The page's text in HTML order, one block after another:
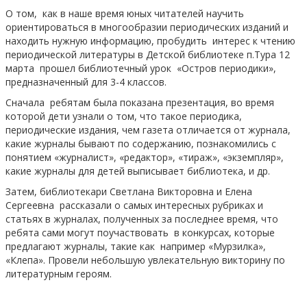
О том, как в наше время юных читателей научить
ориентироваться в многообразии периодических изданий и
находить нужную информацию, пробудить интерес к чтению
периодической литературы в Детской библиотеке п.Тура 12
марта прошел библиотечный урок «Остров периодики»,
предназначенный для 3-4 классов.
Сначала ребятам была показана презентация, во время
которой дети узнали о том, что такое периодика,
периодические издания, чем газета отличается от журнала,
какие журналы бывают по содержанию, познакомились с
понятием «журналист», «редактор», «тираж», «экземпляр»,
какие журналы для детей выписывает библиотека, и др.
Затем, библиотекари Светлана Викторовна и Елена
Сергеевна рассказали о самых интересных рубриках и
статьях в журналах, полученных за последнее время, что
ребята сами могут поучаствовать в конкурсах, которые
предлагают журналы, такие как например «Мурзилка»,
«Клепа». Провели небольшую увлекательную викторину по
литературным героям.